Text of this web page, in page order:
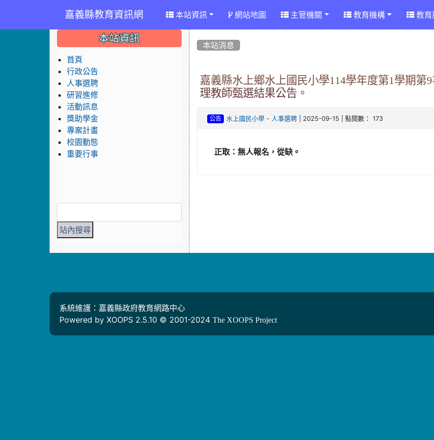
嘉義縣教育資訊網 本站資訊 網站地圖 主管機關 教育機構 教育
本站消息
嘉義縣水上鄉水上國民小學114學年度第1學期第
理教師甄選結果公告。
公告 水上國民小學 - 人事選聘 | 2025-09-15 | 點閱數： 173
正取：無人報名，從缺。
::: 本站資訊
首頁
行政公告
人事選聘
研習進修
活動訊息
獎助學金
專案計畫
校園動態
重要行事
系統維護：嘉義縣政府教育網路中心
Powered by XOOPS 2.5.10 © 2001-2024 The XOOPS Project